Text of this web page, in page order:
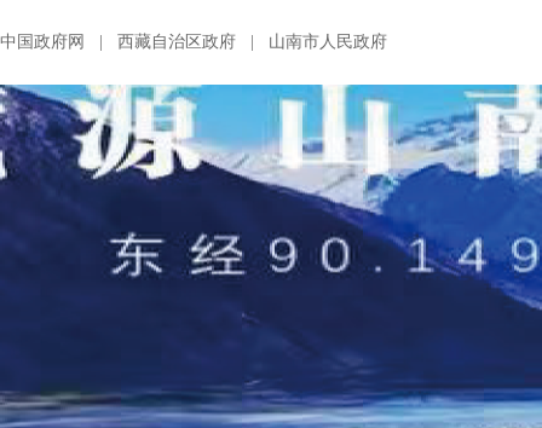
中国政府网 西藏自治区政府 山南市人民政府